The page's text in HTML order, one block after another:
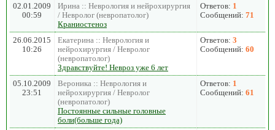
02.01.2009
00:59
Ирина :: Неврология и нейрохирургия
/ Невролог (невропатолог)
Краниостеноз
Ответов: 1
Сообщений: 71
26.06.2015
10:26
Екатерина :: Неврология и
нейрохирургия / Невролог
(невропатолог)
Здравствуйте! Невроз уже 6 лет
Ответов: 3
Сообщений: 60
05.10.2009
23:51
Вероника :: Неврология и
нейрохирургия / Невролог
(невропатолог)
Постоянные сильные головные
боли(больше года)
Ответов: 1
Сообщений: 61